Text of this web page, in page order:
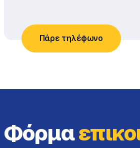
Πάρε τηλέφωνο
Φόρμα